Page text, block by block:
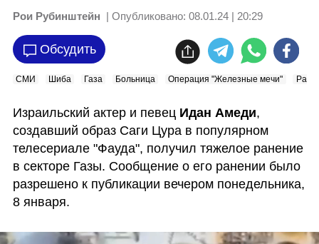
Рои Рубинштейн | Опубликовано: 08.01.24 | 20:29
Обсудить
СМИ Шиба Газа Больница Операция "Железные мечи"
Израильский актер и певец Идан Амеди,
создавший образ Саги Цура в популярном
телесериале "Фауда", получил тяжелое ранение
в секторе Газы. Сообщение о его ранении было
разрешено к публикации вечером понедельника,
8 января.